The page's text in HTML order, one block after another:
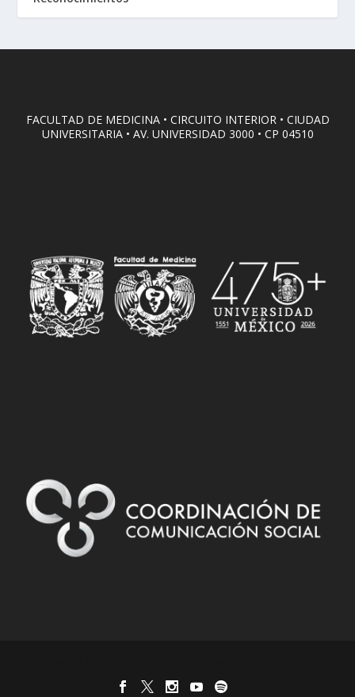
FACULTAD DE MEDICINA • CIRCUITO INTERIOR • CIUDAD
UNIVERSITARIA • AV. UNIVERSIDAD 3000 • CP 04510